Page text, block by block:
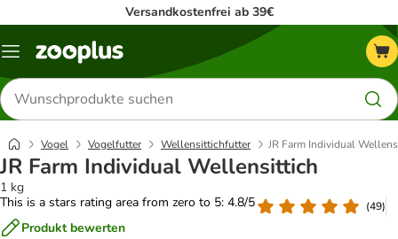
Versandkostenfrei ab 39€
Menü
Produkte
suchen
Vogel Vogelfutter Wellensittichfutter JR Farm Individual
JR Farm Individual Wellensittich
1 kg
This is a stars rating area from zero to 5: 4.8/5
(49)
Produkt bewerten